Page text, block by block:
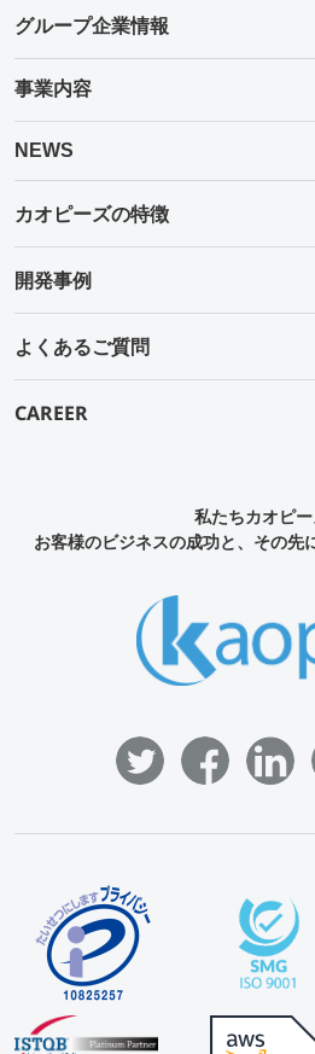
グループ企業情報
事業内容
NEWS
カオピーズの特徴
開発事例
よくあるご質問
CAREER
私たちカオピ
お客様のビジネスの成功と、その先